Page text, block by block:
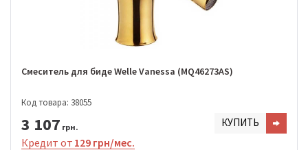
Смеситель для биде Welle Vanessa (MQ46273AS)
Код товара: 38055
3 107 грн. КУПИТЬ
Кредит от 129 грн/мес.